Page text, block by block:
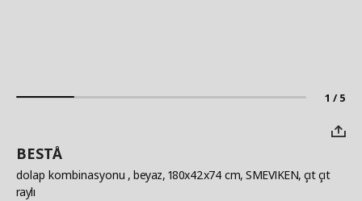
1 / 5
BESTÅ
dolap kombinasyonu , beyaz, 180x42x74 cm, SMEVIKEN, çıt çıt
raylı